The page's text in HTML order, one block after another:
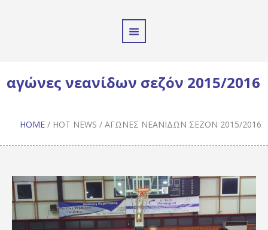
αγώνες νεανίδων σεζόν 2015/2016
HOME / HOT NEWS / ΑΓΏΝΕΣ ΝΕΑΝΊΔΩΝ ΣΕΖΌΝ 2015/2016